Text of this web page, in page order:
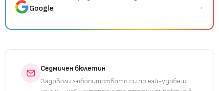
Google
→
Седмичен бюлетин
Задоволи любопитството си по най-удобния